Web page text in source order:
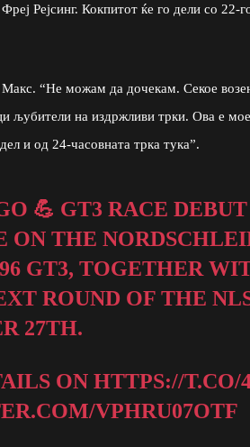
Рејсинг. Кокпитот ќе го дели со
Макс. “Не можам да дочекам. Секое
љубители на издржливи трки. Ова е
и од 24-часовната трка тука”.
💪 GT3 RACE
ON THE
GT3, TOGETHER
ROUND OF THE
27TH.
ONHTTPS://T.CO/
VPHRU07OTF